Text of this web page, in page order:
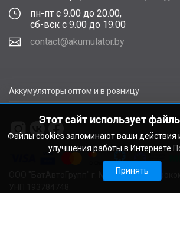
пн-пт с 9.00 до 20.00,
сб-вск с 9.00 до 19.00
contact@akumulator.by
Аккумуляторы оптом и в розницу
ООО "БатАвтоГрупп" г. Минск, ул. В.
Этот сайт использует
Файлы cookies запоминают ваши действия
улучшения работы в Интернете
Принять